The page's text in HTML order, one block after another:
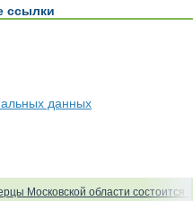
ссылки
Московской области